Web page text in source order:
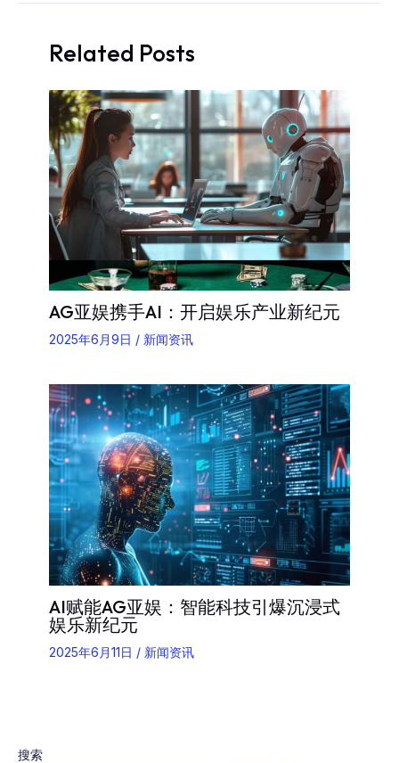
Related Posts
AG亚娱携手AI：开启娱乐产业新纪元
2025年6月9日 / 新闻资讯
AI赋能AG亚娱：智能科技引爆沉浸式
娱乐新纪元
2025年6月11日 / 新闻资讯
搜索